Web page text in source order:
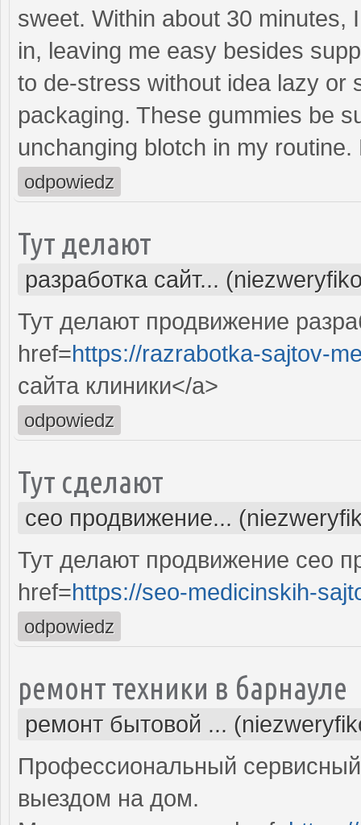
sweet. Within about 30 minutes,
in, leaving me easy besides
to de-stress without idea lazy or
packaging. These gummies be
unchanging blotch in my
odpowiedz
Тут делают
разработка сайт...
Тут делают продвижение
href=https://razrabotka-sajtov-
сайта клиники</a>
odpowiedz
Тут сделают
сео продвижение...
Тут делают продвижение сео
href=https://seo-medicinskih-
odpowiedz
ремонт техники в барнауле
ремонт бытовой ...
Профессиональный
выездом на дом.